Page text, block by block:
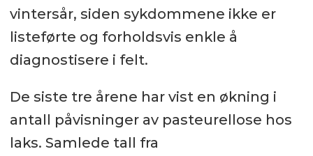
vintersår, siden sykdommene ikke er
listeførte og forholdsvis enkle å
diagnostisere i felt.
De siste tre årene har vist en økning i
antall påvisninger av pasteurellose hos
laks. Samlede tall fra